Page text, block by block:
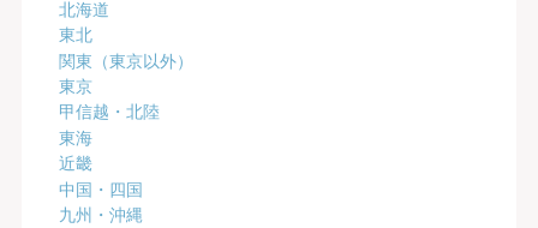
北海道
東北
関東（東京以外）
東京
甲信越・北陸
東海
近畿
中国・四国
九州・沖縄